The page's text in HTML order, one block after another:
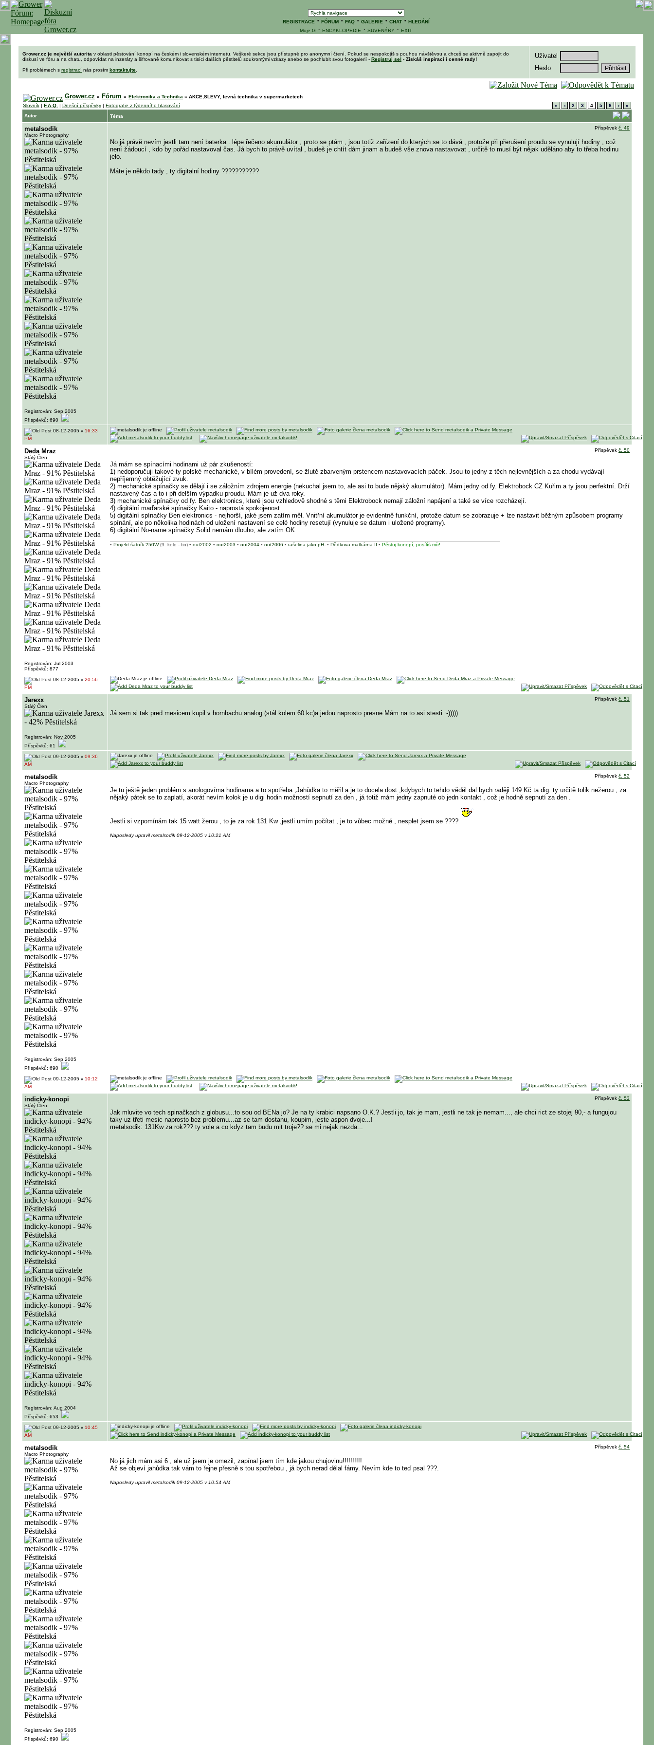
REGISTRACE · FÓRUM· FAQ· GALERIE · CHAT· HLEDÁNÍ
Moje G · ENCYKLOPEDIE · SUVENÝRY · EXIT
Grower.cz je největší autorita v oblasti pěstování konopí na českém i slovenském internetu. Veškeré sekce jsou přístupné pro anonymní čtení. Pokud se nespokojíš s pouhou návštěvou a chceš se aktivně zapojit do
diskusí ve fóru a na chatu, odpovídat na inzeráty a šifrovaně komunikovat s tisíci dalších pěstitelů soukromými vzkazy anebo se pochlubit svou fotogalerií - Registruj se! - Získáš inspiraci i cenné rady!
Při problémech s registrací nás prosím kontaktujte
Uživatel
Heslo
Grower.cz » Fórum » Elektronika a Technika » AKCE,SLEVY, levná technika v supermarketech
Slovník | F.A.Q. | Dnešní příspěvky | Fotografie z týdenního hlasování « ‹ 2 3 4 5 6 ›
»
Autor
Téma
metalsodik
Macro Photography
Registrován: Sep 2005
Příspěvků: 690
Příspěvek č. 49
No já právě nevím jestli tam není baterka . lépe řečeno akumulátor , proto se ptám , jsou totiž zařízení do kterých se to dává , protože při přerušení proudu se vynulují hodiny , což
není žádoucí , kdo by pořád nastavoval čas. Já bych to právě uvítal , budeš je chtít dám jinam a budeš vše znova nastavovat , určitě to musí být nějak uděláno aby to třeba hodinu
jelo.
Máte je někdo tady , ty digitalní hodiny ???????????
08-12-2005 v 16:33
PM
Deda Mraz
Stálý Člen
Registrován: Jul 2003
Příspěvků: 877
Příspěvek č. 50
Já mám se spínacími hodinami už pár zkušeností:
1) nedoporučuji takové ty polské mechanické, v bílém provedení, se žlutě zbarveným prstencem nastavovacích páček. Jsou to jedny z těch nejlevnějších a za chodu vydávají
nepříjemný obtěžující zvuk.
2) mechanické spínačky se dělají i se záložním zdrojem energie (nekuchal jsem to, ale asi to bude nějaký akumulátor). Mám jedny od fy. Elektrobock CZ Kuřim a ty jsou perfektní. Drží
nastavený čas a to i při delším výpadku proudu. Mám je už dva roky.
3) mechanické spínačky od fy. Ben elektronics, které jsou vzhledově shodné s těmi Elektrobock nemají záložní napájení a také se více rozcházejí.
4) digitální maďarské spínačky Kaito - naprostá spokojenost.
5) digitální spínačky Ben elektronics - nejhorší, jaké jsem zatím měl. Vnitřní akumulátor je evidentně funkční, protože datum se zobrazuje + lze nastavit běžným způsobem programy
spínání, ale po několika hodinách od uložení nastavení se celé hodiny resetují (vynuluje se datum i uložené programy).
6) digitální No-name spínačky Solid nemám dlouho, ale zatím OK
• Projekt šatník 250W(9. kolo - fin) • out2002 • out2003 • out2004 • out2006 • rašelina jako pH- • Dědkova matkárna II • Pěstuj konopí, posílíš mír!
08-12-2005 v 20:56
PM
Jarexx
Stálý Člen
Registrován: Nov 2005
Příspěvků: 61
Příspěvek č. 51
Já sem si tak pred mesicem kupil v hornbachu analog (stál kolem 60 kc)a jedou naprosto presne.Mám na to asi stesti :-)))))
09-12-2005 v 09:36
AM
metalsodik
Macro Photography
Registrován: Sep 2005
Příspěvků: 690
Příspěvek č. 52
Je tu ještě jeden problém s anologovíma hodinama a to spotřeba ,Jahůdka to měřil a je to docela dost ,kdybych to tehdo věděl dal bych raději 149 Kč ta dig. ty určitě tolik nežerou , za
nějaký pátek se to zaplatí, akorát nevím kolok je u digi hodin možností sepnutí za den , já totiž mám jedny zapnuté ob jedn kontakt , což je hodně sepnutí za den .
Jestli si vzpomínám tak 15 watt žerou , to je za rok 131 Kw ,jestli umím počítat , je to vůbec možné , nesplet jsem se ????
Naposledy upravil metalsodik 09-12-2005 v 10:21 AM
09-12-2005 v 10:12
AM
indicky-konopi
Stálý Člen
Registrován: Aug 2004
Příspěvků: 653
Příspěvek č. 53
Jak mluvite vo tech spinačkach z globusu...to sou od BENa jo? Je na ty krabici napsano O.K.? Jestli jo, tak je mam, jestli ne tak je nemam..., ale chci rict ze stojej 90,- a fungujou
taky uz třeti mesic naprosto bez problemu...az se tam dostanu, koupim, jeste aspon dvoje...!
metalsodik: 131Kw za rok??? ty vole a co kdyz tam budu mit troje?? se mi nejak nezda...
09-12-2005 v 10:45
AM
metalsodik
Macro Photography
Registrován: Sep 2005
Příspěvků: 690
Příspěvek č. 54
No já jich mám asi 6 , ale už jsem je omezil, zapínal jsem tím kde jakou chujovinu!!!!!!!!!!
Až se objeví jahůdka tak vám to řejne přesně s tou spotřebou , já bych nerad dělal fámy. Nevím kde to teď psal ???.
Naposledy upravil metalsodik 09-12-2005 v 10:54 AM